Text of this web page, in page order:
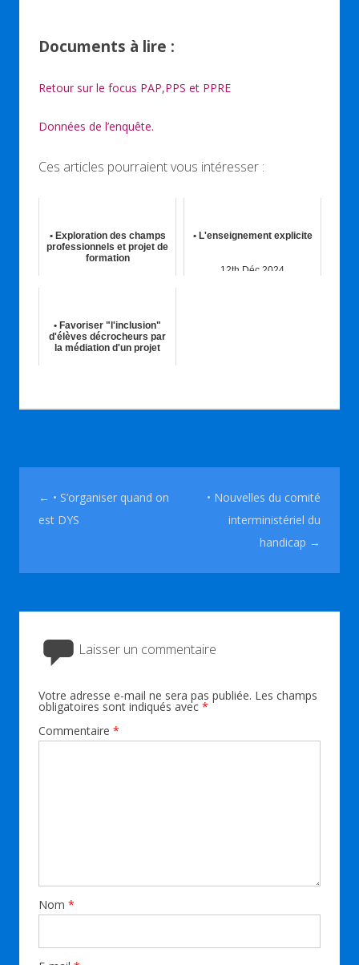
Documents à lire :
Retour sur le focus PAP,PPS et PPRE
Données de l’enquête.
Ces articles pourraient vous intéresser :
• Exploration des champs
professionnels et projet de
formation
• L'enseignement explicite
12th Déc 2024
• Favoriser "l'inclusion"
d'élèves décrocheurs par
la médiation d'un projet
Navigation des articles
← • S’organiser quand on
est DYS
• Nouvelles du comité
interministériel du
handicap →
Laisser un commentaire
Votre adresse e-mail ne sera pas publiée. Les champs
obligatoires sont indiqués avec *
Commentaire *
Nom *